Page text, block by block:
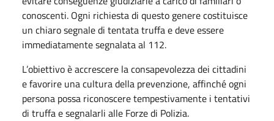
conoscenti. Ogni richiesta di questo genere costituisce
un chiaro segnale di tentata truffa e deve essere
immediatamente segnalata al 112.
L’obiettivo è accrescere la consapevolezza dei cittadini
e favorire una cultura della prevenzione, affinché ogni
persona possa riconoscere tempestivamente i tentativi
di truffa e segnalarli alle Forze di Polizia.